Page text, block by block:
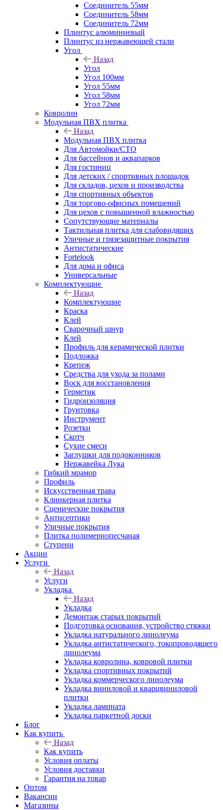
Соединитель 55мм
Соединитель 58мм
Соединитель 72мм
Плинтус алюминиевый
Плинтус из нержавеющей стали
Угол
Назад
Угол
Угол 100мм
Угол 55мм
Угол 58мм
Угол 72мм
Ковролин
Модульная ПВХ плитка
Назад
Модульная ПВХ плитка
Для Автомойки/СТО
Для бассейнов и аквапарков
Для гостиниц
Для детских / спортивных площадок
Для складов, цехов и производства
Для спортивных объектов
Для торгово-офисных помещений
Для цехов с повышенной влажностью
Сопутствующие материалы
Тактильная плитка для слабовидящих
Уличные и грязезащитные покрытия
Антистатические
Fortelook
Для дома и офиса
Универсальные
Комплектующие
Назад
Комплектующие
Краска
Клей
Сварочный шнур
Клей
Профиль для керамической плитки
Подложка
Крепеж
Средства для ухода за полами
Воск для восстановления
Герметик
Гидроизоляция
Грунтовка
Инструмент
Розетки
Скотч
Сухие смеси
Заглушки для подоконников
Нержавейка Лука
Гибкий мрамор
Профиль
Искусственная трава
Клинкерная плитка
Сценические покрытия
Антисептики
Уличные покрытия
Плитка полимернопесчаная
Ступени
Акции
Услуги
Назад
Услуги
Укладка
Назад
Укладка
Демонтаж старых покрытий
Подготовка основания, устройство стяжки
Укладка натурального линолеума
Укладка антистатического, токопроводящего
линолеума
Укладка ковролина, ковровой плитки
Укладка спортивных покрытий
Укладка коммерческого линолеума
Укладка виниловой и кварцвиниловой
плитки
Укладка ламината
Укладка паркетной доски
Блог
Как купить
Назад
Как купить
Условия оплаты
Условия доставки
Гарантия на товар
Оптом
Вакансии
Магазины